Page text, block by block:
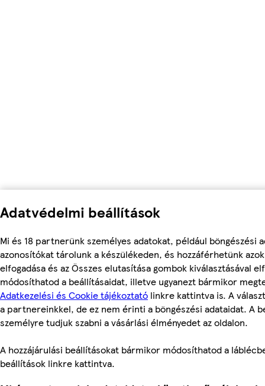
Adatvédelmi beállítások
Mi és 18 partnerünk személyes adatokat, például böngészési
azonosítókat tárolunk a készülékeden, és hozzáférhetünk
elfogadása és az Összes elutasítása gombok kiválasztásával
módosíthatod a beállításaidat, illetve ugyanezt bármikor
Adatkezelési és Cookie tájékoztató linkre kattintva is. A
a partnereinkkel, de ez nem érinti a böngészési adataidat. A
személyre tudjuk szabni a vásárlási élményedet az oldalon.
A hozzájárulási beállításokat bármikor módosíthatod a
beállítások linkre kattintva.